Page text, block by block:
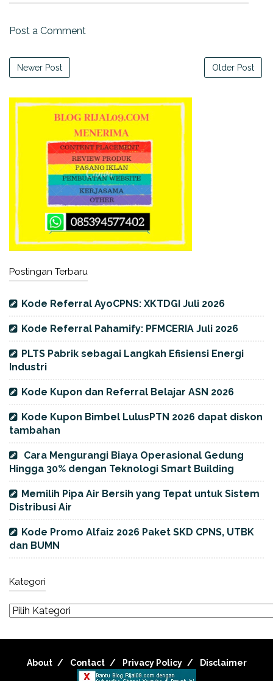
Post a Comment
Newer Post Older Post
Postingan Terbaru
Kode Referral AyoCPNS: XKTDGI Juli 2026
Kode Referral Pahamify: PFMCERIA Juli 2026
PLTS Pabrik sebagai Langkah Efisiensi Energi
Industri
Kode Kupon dan Referral Belajar ASN 2026
Kode Kupon Bimbel LulusPTN 2026 dapat diskon
tambahan
Cara Mengurangi Biaya Operasional Gedung
Hingga 30% dengan Teknologi Smart Building
Memilih Pipa Air Bersih yang Tepat untuk Sistem
Distribusi Air
Kode Promo Alfaiz 2026 Paket SKD CPNS, UTBK
dan BUMN
Kategori
About Contact Privacy Policy Disclaimer